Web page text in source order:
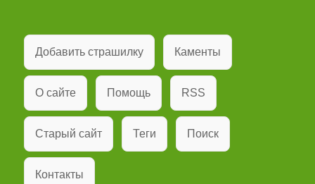
Добавить страшилку Каменты
О сайте Помощь RSS
Старый сайт Теги Поиск
Контакты